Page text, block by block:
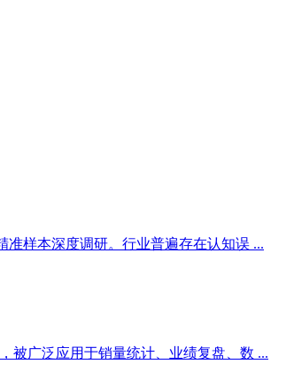
样本深度调研。行业普遍存在认知误 ...
被广泛应用于销量统计、业绩复盘、数 ...